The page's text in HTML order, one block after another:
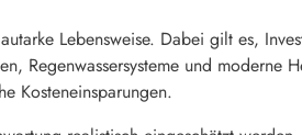
Lebensweise. Dabei gilt es,
Regenwassersysteme und moderne
Kosteneinsparungen.